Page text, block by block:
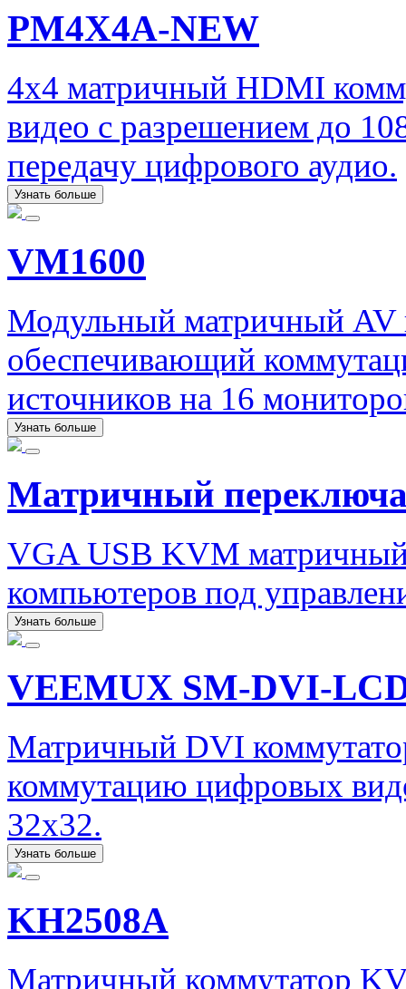
PM4X4A-NEW
4x4 матричный HDMI
видео с разрешением до
передачу цифрового аудио.
Узнать больше
VM1600
Модульный матричный AV
обеспечивающий
источников на 16
Узнать больше
Матричный
VGA USB KVM матричный
компьютеров под
Узнать больше
VEEMUX SM-DVI-
Матричный DVI
коммутацию цифровых
32x32.
Узнать больше
KH2508A
Матричный коммутатор